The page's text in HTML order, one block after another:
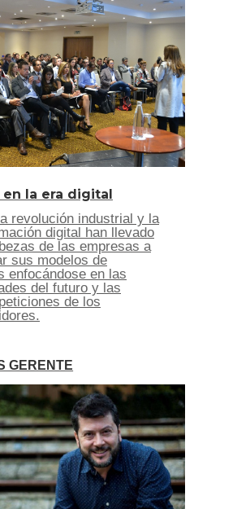
en la era digital
revolución industrial y la
digital han llevado
de las empresas a
sus modelos de
enfocándose en las
del futuro y las
de los
GERENTE